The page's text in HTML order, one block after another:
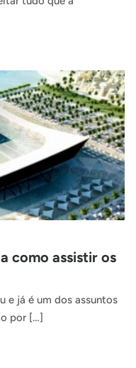
como assistir os
e já é um dos assuntos
por […]